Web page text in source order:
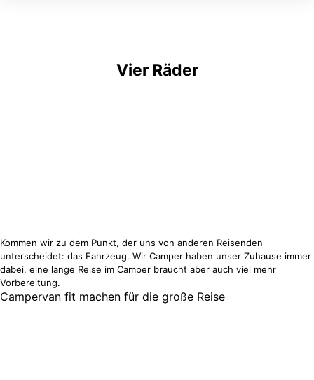
Vier Räder
Kommen wir zu dem Punkt, der uns von anderen Reisenden
unterscheidet: das Fahrzeug. Wir Camper haben unser Zuhause immer
dabei, eine lange Reise im Camper braucht aber auch viel mehr
Vorbereitung.
Campervan fit machen für die große Reise